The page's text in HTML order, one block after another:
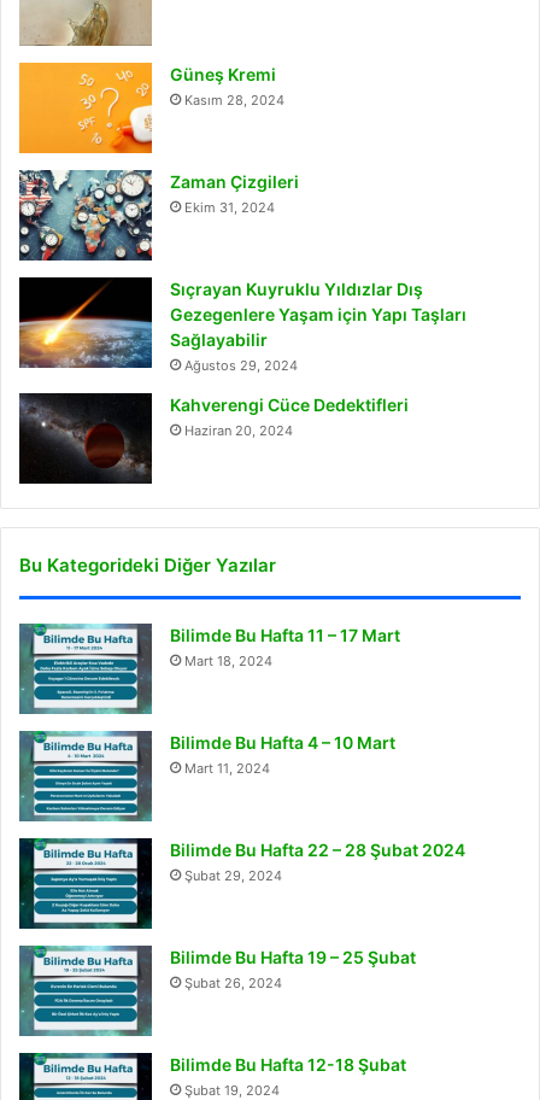
Güneş Kremi
Kasım 28, 2024
Zaman Çizgileri
Ekim 31, 2024
Sıçrayan Kuyruklu Yıldızlar Dış
Gezegenlere Yaşam için Yapı Taşları
Sağlayabilir
Ağustos 29, 2024
Kahverengi Cüce Dedektifleri
Haziran 20, 2024
Bu Kategorideki Diğer Yazılar
Bilimde Bu Hafta 11 – 17 Mart
Mart 18, 2024
Bilimde Bu Hafta 4 – 10 Mart
Mart 11, 2024
Bilimde Bu Hafta 22 – 28 Şubat 2024
Şubat 29, 2024
Bilimde Bu Hafta 19 – 25 Şubat
Şubat 26, 2024
Bilimde Bu Hafta 12-18 Şubat
Şubat 19, 2024